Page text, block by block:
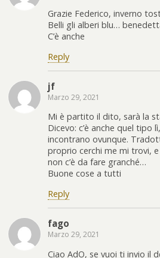
Grazie Federico, inverno
Belli gli alberi blu…
C’è anche
Reply
jf
Marzo 29, 2021
Mi è partito il dito, sarà la
Dicevo: c’è anche quel tipo
incontrano ovunque.
proprio cerchi me mi trovi,
non c’è da fare granché…
Buone cose a tutti
Reply
fago
Marzo 29, 2021
Ciao AdO, se vuoi ti invio il